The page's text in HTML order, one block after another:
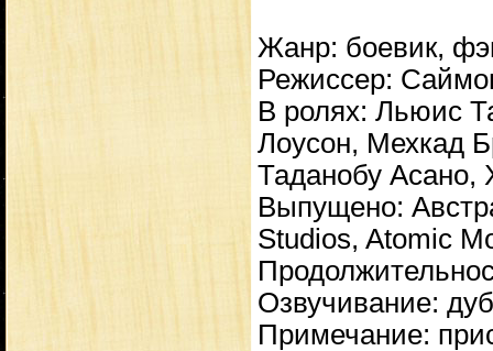
Жанр: боевик,
Режиссер:
В ролях: Льюис
Лоусон, Мехкад
Таданобу
Выпущено:
Studios, Atomic
Озвучивание:
Примечание: